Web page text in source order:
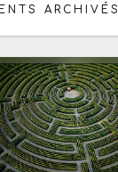
ARCHIVÉS